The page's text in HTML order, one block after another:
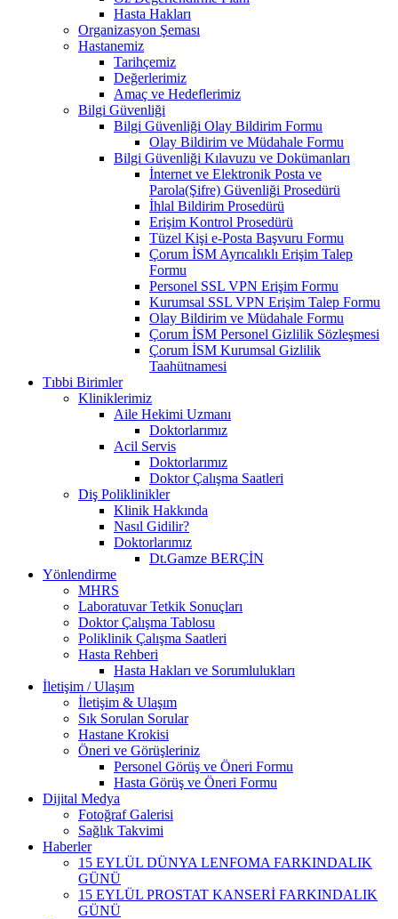
Hasta Hakları
Organizasyon Şeması
Hastanemiz
Tarihçemiz
Değerlerimiz
Amaç ve Hedeflerimiz
Bilgi Güvenliği
Bilgi Güvenliği Olay Bildirim Formu
Olay Bildirim ve Müdahale Formu
Bilgi Güvenliği Kılavuzu ve Dokümanları
İnternet ve Elektronik Posta ve
Parola(Şifre) Güvenliği Prosedürü
İhlal Bildirim Prosedürü
Erişim Kontrol Prosedürü
Tüzel Kişi e-Posta Başvuru Formu
Çorum İSM Ayrıcalıklı Erişim Talep
Formu
Personel SSL VPN Erişim Formu
Kurumsal SSL VPN Erişim Talep Formu
Olay Bildirim ve Müdahale Formu
Çorum İSM Personel Gizlilik Sözleşmesi
Çorum İSM Kurumsal Gizlilik
Taahütnamesi
Tıbbi Birimler
Kliniklerimiz
Aile Hekimi Uzmanı
Doktorlarımız
Acil Servis
Doktorlarımız
Doktor Çalışma Saatleri
Diş Poliklinikler
Klinik Hakkında
Nasıl Gidilir?
Doktorlarımız
Dt.Gamze BERÇİN
Yönlendirme
MHRS
Laboratuvar Tetkik Sonuçları
Doktor Çalışma Tablosu
Poliklinik Çalışma Saatleri
Hasta Rehberi
Hasta Hakları ve Sorumlulukları
İletişim / Ulaşım
İletişim & Ulaşım
Sık Sorulan Sorular
Hastane Krokisi
Öneri ve Görüşleriniz
Personel Görüş ve Öneri Formu
Hasta Görüş ve Öneri Formu
Dijital Medya
Fotoğraf Galerisi
Sağlık Takvimi
Haberler
15 EYLÜL DÜNYA LENFOMA FARKINDALIK
GÜNÜ
15 EYLÜL PROSTAT KANSERİ FARKINDALIK
GÜNÜ